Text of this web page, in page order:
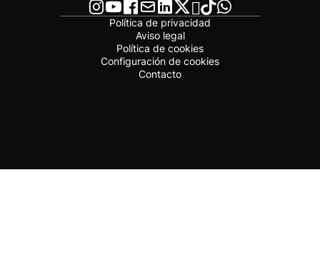
Política de privacidad
Aviso legal
Política de cookies
Configuración de cookies
Contacto